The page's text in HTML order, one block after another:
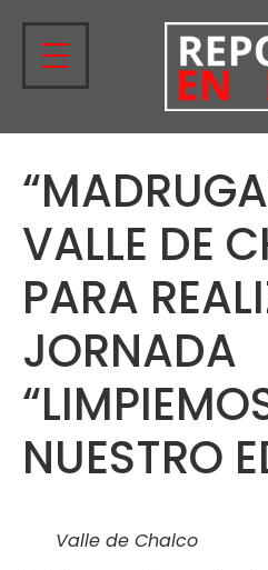
VALLE DE
PARA
JORNADA
NUESTRO
Valle de Chalco